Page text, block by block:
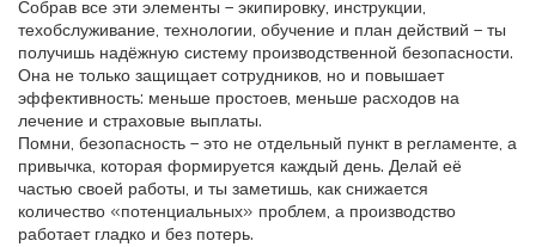
Собрав все эти элементы – экипировку, инструкции,
техобслуживание, технологии, обучение и план действий – ты
получишь надёжную систему производственной безопасности.
Она не только защищает сотрудников, но и повышает
эффективность: меньше простоев, меньше расходов на
лечение и страховые выплаты.
Помни, безопасность – это не отдельный пункт в регламенте, а
привычка, которая формируется каждый день. Делай её
частью своей работы, и ты заметишь, как снижается
количество «потенциальных» проблем, а производство
работает гладко и без потерь.